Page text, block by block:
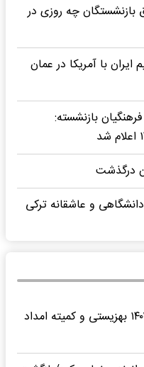
| حقوق بازنشستگان چه روزی در
با آمریکا در عمان
بازنشسته:
درگذشت
و دانشگاهی و عاشقانه ترکی
فوری؛ چرا مستمری فروردین ۱۴۰۳ بهزیستی و کمیته امداد